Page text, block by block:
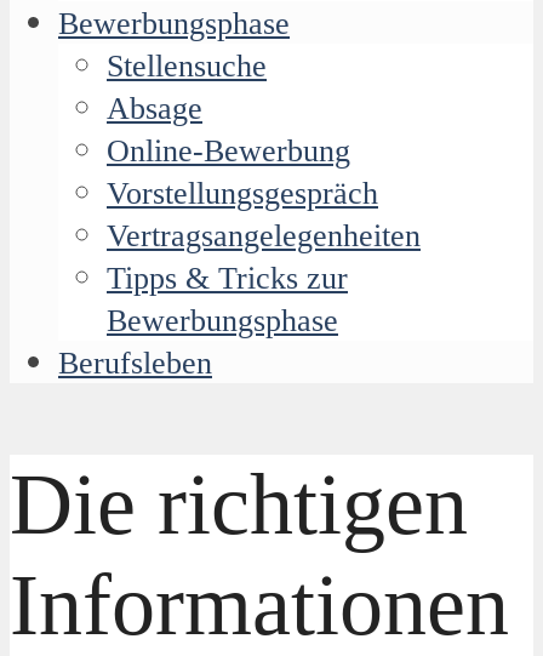
Bewerbungsphase
Stellensuche
Absage
Online-Bewerbung
Vorstellungsgespräch
Vertragsangelegenheiten
Tipps & Tricks zur
Bewerbungsphase
Berufsleben
Die richtigen
Informationen